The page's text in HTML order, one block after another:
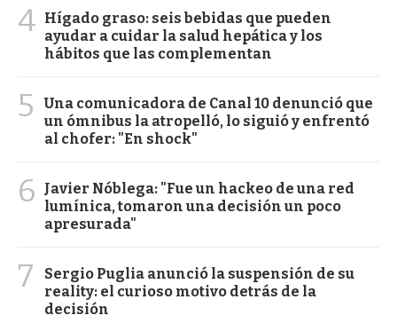
4 Hígado graso: seis bebidas que pueden
ayudar a cuidar la salud hepática y los
hábitos que las complementan
5
Una comunicadora de Canal 10 denunció que
un ómnibus la atropelló, lo siguió y enfrentó
al chofer: "En shock"
6
Javier Nóblega: "Fue un hackeo de una red
lumínica, tomaron una decisión un poco
apresurada"
7
Sergio Puglia anunció la suspensión de su
reality: el curioso motivo detrás de la
decisión